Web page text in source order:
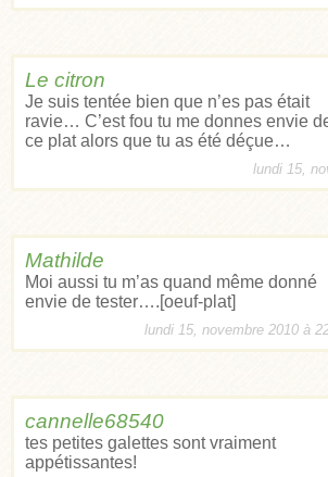
Le citron
Je suis tentée bien que n’es pas était
ravie… C’est fou tu me donnes envie
ce plat alors que tu as été déçue…
lundi 15,
Mathilde
Moi aussi tu m’as quand même donné
envie de tester….[oeuf-plat]
lundi 15, novembre 2010 à
cannelle68540
tes petites galettes sont vraiment
appétissantes!